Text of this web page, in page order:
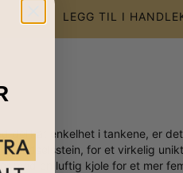
LEGG TIL I
delikat enkelhet i tankene, er
fødselsstein, for et virkelig
med en luftig kjole for et mer